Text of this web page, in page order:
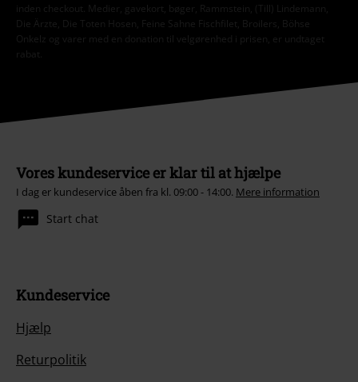
inden checkout. Medier, gavekort, bøger, Rammstein, (Till) Lindemann,
Die Ärzte, Die Toten Hosen, Feine Sahne Fischfilet, Broilers, Böhse
Onkelz og varer med en donation til velgørenhed i prisen, er undtaget
rabat.
Vores kundeservice er klar til at hjælpe
I dag er kundeservice åben fra kl. 09:00 - 14:00. Mere information
Start chat
Kundeservice
Hjælp
Returpolitik